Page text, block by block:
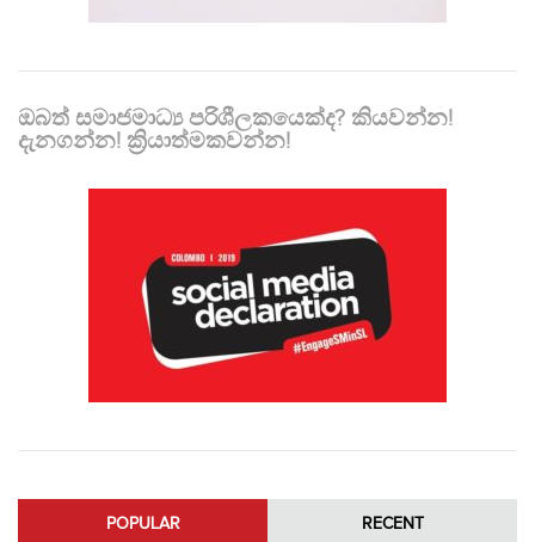
ඔබත් සමාජමාධ්‍ය පරිශීලකයෙක්ද? කියවන්න!
දැනගන්න! ක්‍රියාත්මකවන්න!
POPULAR RECENT